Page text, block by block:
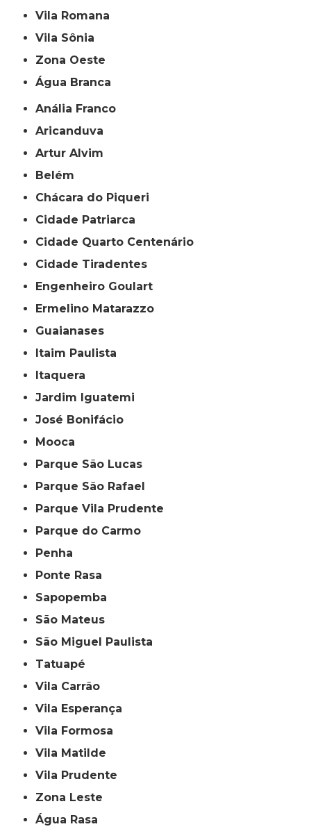
Vila Romana
Vila Sônia
Zona Oeste
Água Branca
Anália Franco
Aricanduva
Artur Alvim
Belém
Chácara do Piqueri
Cidade Patriarca
Cidade Quarto Centenário
Cidade Tiradentes
Engenheiro Goulart
Ermelino Matarazzo
Guaianases
Itaim Paulista
Itaquera
Jardim Iguatemi
José Bonifácio
Mooca
Parque São Lucas
Parque São Rafael
Parque Vila Prudente
Parque do Carmo
Penha
Ponte Rasa
Sapopemba
São Mateus
São Miguel Paulista
Tatuapé
Vila Carrão
Vila Esperança
Vila Formosa
Vila Matilde
Vila Prudente
Zona Leste
Água Rasa